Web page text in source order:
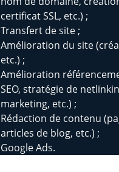
certificat SSL, etc.) ;
Transfert de site ;
Amélioration du site
etc.) ;
Amélioration
SEO, stratégie de
marketing, etc.) ;
Rédaction de contenu
articles de blog, etc.) ;
Google Ads.